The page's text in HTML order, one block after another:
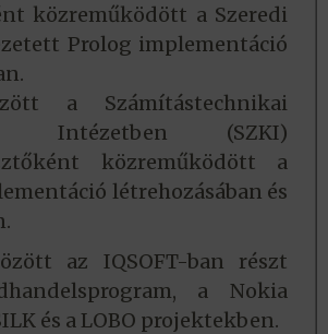
közreműködött a Szeredi
Prolog implementáció
a Számítástechnikai
Intézetben (SZKI)
közreműködött a
létrehozásában és
az IQSOFT-ban részt
a Nokia
és a LOBO projektekben.